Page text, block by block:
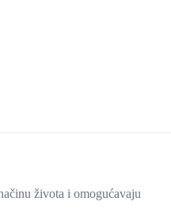
života i omogućavaju